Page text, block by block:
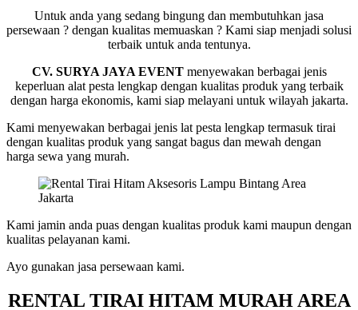
Bintang
Area
Jakarta
Untuk anda yang sedang bingung dan membutuhkan jasa
persewaan ? dengan kualitas memuaskan ? Kami siap menjadi solusi
terbaik untuk anda tentunya.
CV. SURYA JAYA EVENTmenyewakan berbagai jenis
keperluan alat pesta lengkap dengan kualitas produk yang terbaik
dengan harga ekonomis, kami siap melayani untuk wilayah jakarta.
Kami menyewakan berbagai jenis lat pesta lengkap termasuk tirai
dengan kualitas produk yang sangat bagus dan mewah dengan
harga sewa yang murah.
Kami jamin anda puas dengan kualitas produk kami maupun dengan
kualitas pelayanan kami.
Ayo gunakan jasa persewaan kami.
RENTAL TIRAI HITAM MURAH AREA